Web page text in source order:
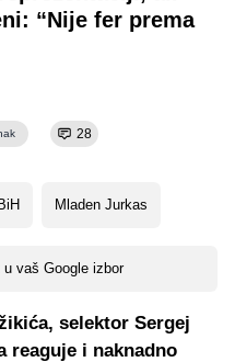
“Nije fer prema
28
Mladen Jurkas
u vaš Google izbor
selektor Sergej
reaguje i naknadno